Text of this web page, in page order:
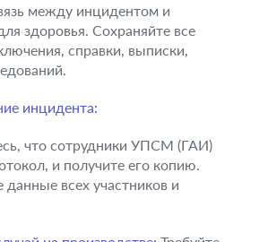
между инцидентом и
здоровья. Сохраняйте все
справки, выписки,
инцидента:
что сотрудники УПСМ (ГАИ)
и получите его копию.
данные всех участников и